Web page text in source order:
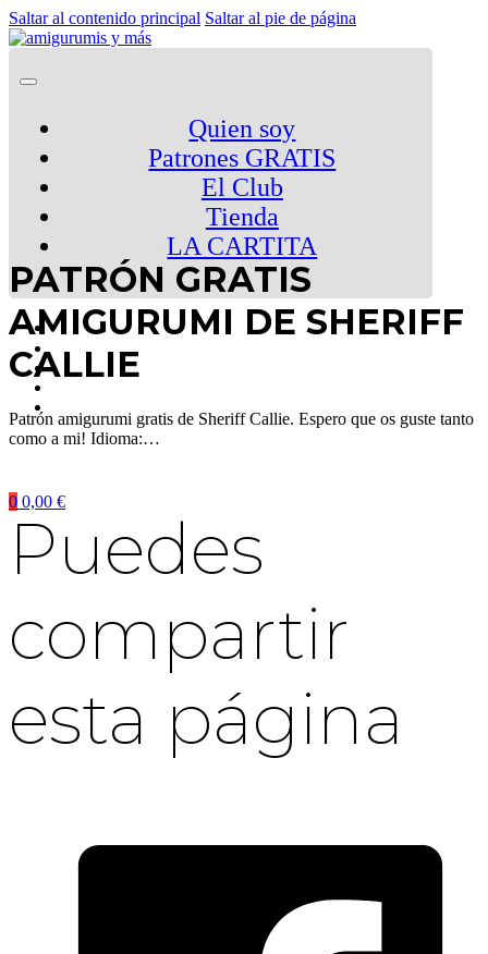
Saltar al contenido principal Saltar al pie de página
Quien soy
Patrones GRATIS
El Club
Tienda
LA CARTITA
0 0,00 €
PATRÓN GRATIS
AMIGURUMI DE SHERIFF
CALLIE
Patrón amigurumi gratis de Sheriff Callie. Espero que os guste tanto
como a mi! Idioma:…
Puedes
compartir
esta página